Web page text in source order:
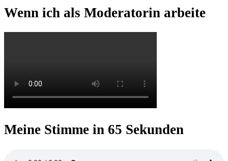
Wenn ich als Moderatorin arbeite
Meine Stimme in 65 Sekunden